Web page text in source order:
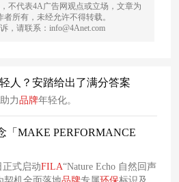
不代表4A广告网观点或立场，文章为
所有，未经允许不得转载。
，请联系：info@4Anet.com
人？安踏给出了满分答案
助力品牌年轻化。
「MAKE PERFORMANCE
正式启动FILA“Nature Echo 自然回声